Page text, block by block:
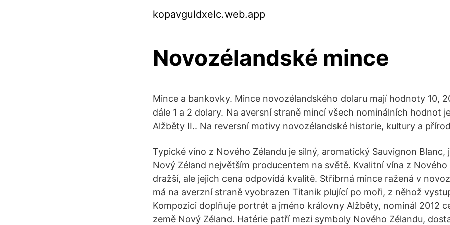
kopavguldxelc.web.app
Novozélandské mince
Mince a bankovky. Mince novozélandského dolaru mají hodnoty 10,
dále 1 a 2 dolary. Na aversní straně mincí všech nominálních hodnot
Alžběty II.. Na reversní motivy novozélandské historie, kultury a
Typické víno z Nového Zélandu je silný, aromatický Sauvignon Blanc,
Nový Zéland největším producentem na světě. Kvalitní vína z Nového
dražší, ale jejich cena odpovídá kvalitě. Stříbrná mince ražená v
má na averzní straně vyobrazen Titanik plující po moři, z něhož
Kompozici doplňuje portrét a jméno královny Alžběty, nominál 2012
země Nový Zéland. Hatérie patří mezi symboly Nového Zélandu,